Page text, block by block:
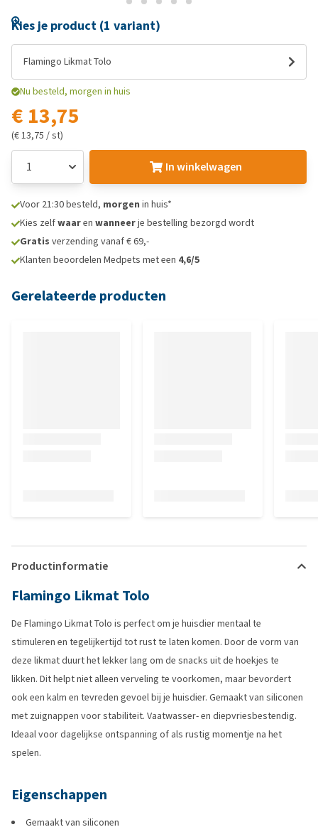
Kies je product (1 variant)
Flamingo Likmat Tolo
Nu besteld, morgen in huis
€ 13,75
(€ 13,75 / st)
In winkelwagen
Voor 21:30 besteld, morgen in huis*
Kies zelfwaaren wanneerje bestelling bezorgd wordt
Gratis verzending vanaf € 69,-
Klanten beoordelen Medpets met een 4,6/5
Gerelateerde producten
Productinformatie
Flamingo Likmat Tolo
De Flamingo Likmat Tolo is perfect om je huisdier mentaal te
stimuleren en tegelijkertijd tot rust te laten komen. Door de vorm van
deze likmat duurt het lekker lang om de snacks uit de hoekjes te
likken. Dit helpt niet alleen verveling te voorkomen, maar bevordert
ook een kalm en tevreden gevoel bij je huisdier. Gemaakt van siliconen
met zuignappen voor stabiliteit. Vaatwasser- en diepvriesbestendig.
Ideaal voor dagelijkse ontspanning of als rustig momentje na het
spelen.
Eigenschappen
Gemaakt van siliconen